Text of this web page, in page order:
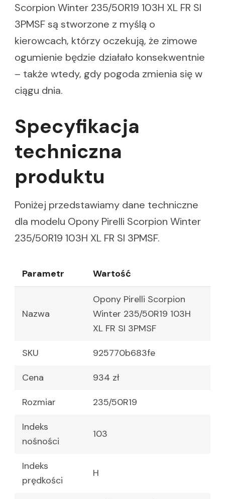
Scorpion Winter 235/50R19 103H XL FR SI
3PMSF są stworzone z myślą o
kierowcach, którzy oczekują, że zimowe
ogumienie będzie działało konsekwentnie
– także wtedy, gdy pogoda zmienia się w
ciągu dnia.
Specyfikacja
techniczna
produktu
Poniżej przedstawiamy dane techniczne
dla modelu Opony Pirelli Scorpion Winter
235/50R19 103H XL FR SI 3PMSF.
Parametr Wartość
Nazwa
Opony Pirelli Scorpion
Winter 235/50R19 103H
XL FR SI 3PMSF
SKU 925770b683fe
Cena 934 zł
Rozmiar 235/50R19
Indeks
nośności
103
Indeks
prędkości
H